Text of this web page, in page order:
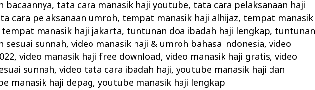
bacaannya, tata cara manasik haji youtube, tata cara pelaksanaan haji
cara pelaksanaan umroh, tempat manasik haji alhijaz, tempat manasik
tempat manasik haji jakarta, tuntunan doa ibadah haji lengkap, tuntunan
sesuai sunnah,video manasik haji & umroh bahasa indonesia,video
,video manasik haji free download,video manasik haji gratis,video
sunnah,video tata cara ibadah haji,youtube manasik haji dan
manasik haji depag,youtube manasik haji lengkap